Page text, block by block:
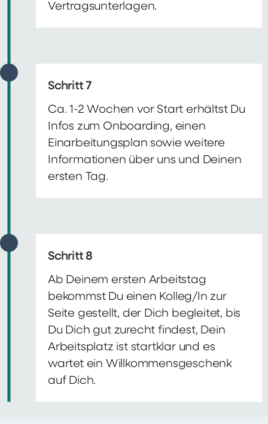
Vertragsunterlagen.
Schritt 7
Ca. 1-2 Wochen vor Start erhältst Du
Infos zum Onboarding, einen
Einarbeitungsplan sowie weitere
Informationen über uns und Deinen
ersten Tag.
Schritt 8
Ab Deinem ersten Arbeitstag
bekommst Du einen Kolleg/In zur
Seite gestellt, der Dich begleitet, bis
Du Dich gut zurecht findest, Dein
Arbeitsplatz ist startklar und es
wartet ein Willkommensgeschenk
auf Dich.